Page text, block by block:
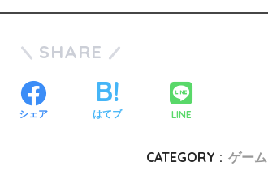
SHARE
シェア はてブ LINE
CATEGORY : ゲーム